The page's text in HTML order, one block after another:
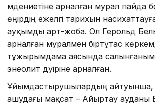
мәдениетіне арналған мурал пайда
өңірдің ежелгі тарихын
ауқымды арт-жоба. Ол Герольд
арналған муралмен біртұтас
тұжырымдама аясында
энеолит дәуіріне арналған.
Ұйымдастырушылардың айтуынша,
ашудағы мақсат – Айыртау ауданы